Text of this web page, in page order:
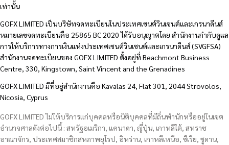
เท่านั้น
GOFX LIMITED เป็นบริษัทจดทะเบียนในประเทศเซนต์วินเซนต์และเกรนาดีนส์
หมายเลขจดทะเบียนคือ 25865 BC 2020 ได้รับอนุญาตโดย สำนักงานกำกับดูแล
การให้บริการทางการเงินแห่งประเทศเซนต์วินเซนต์และเกรนาดีนส์ (SVGFSA)
สำนักงานจดทะเบียนของ GOFX LIMITED ตั้งอยู่ที่ Beachmont Business
Centre, 330, Kingstown, Saint Vincent and the Grenadines
GOFX LIMITED มีที่อยู่สำนักงานคือ Kavalas 24, Flat 301, 2044 Strovolos,
Nicosia, Cyprus
GOFX LIMITED ไม่ให้บริการแก่บุคคลหรือนิติบุคคลที่มีถิ่นพำนักหรืออยู่ในเขต
อำนาจศาลดังต่อไปนี้ : สหรัฐอเมริกา, แคนาดา, ญี่ปุ่น, เกาหลีใต้, สหราช
อาณาจักร, ประเทศสมาชิกสหภาพยุโรป, อิหร่าน, เกาหลีเหนือ, ซีเรีย, ซูดาน,